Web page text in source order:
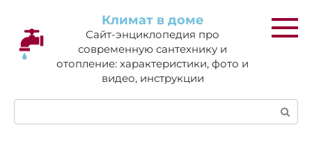
контенту
Климат в доме
Сайт-энциклопедия про
современную сантехнику и
отопление: характеристики, фото и
видео, инструкции
Поиск: